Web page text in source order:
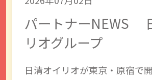
パートナーNEWS
リオグループ
日清オイリオが東京・原宿で